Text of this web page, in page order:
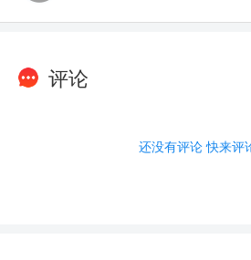
评论
还没有评论 快来评